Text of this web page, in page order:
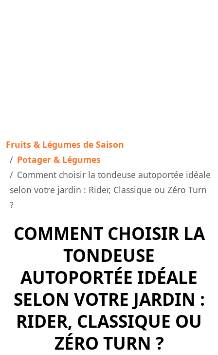
Fruits & Légumes de Saison
Potager & Légumes
Comment choisir la tondeuse autoportée idéale
selon votre jardin : Rider, Classique ou Zéro Turn
?
COMMENT CHOISIR LA
TONDEUSE
AUTOPORTÉE IDÉALE
SELON VOTRE JARDIN :
RIDER, CLASSIQUE OU
ZÉRO TURN ?